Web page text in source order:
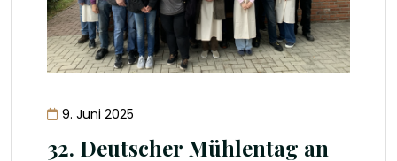
9. Juni 2025
32. Deutscher Mühlentag an